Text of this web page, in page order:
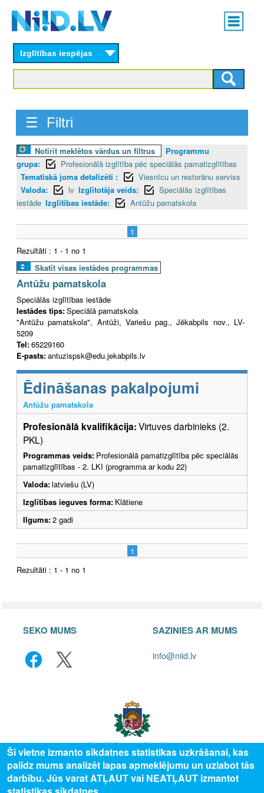
content
Main
menu
Izglītības iespējas
☰ Filtri
Notīrīt meklētos vārdus un filtrus
Programmu
grupa:
Profesionālā izglītība pēc speciālās pamatizglītības
Tematiskā joma detalizēti :
Viesnīcu un restorānu serviss
Valoda:
lv Izglītotāja veids:
Speciālās izglītības
iestāde Izglītības iestāde: Antūžu pamatskola
1
Rezultāti : 1 - 1 no 1
Skatīt visas iestādes programmas
Antūžu pamatskola
Speciālās izglītības iestāde
Iestādes tips:Speciālā pamatskola
"Antūžu pamatskola", Antūži, Variešu pag., Jēkabpils nov., LV-
5209
Tel:65229160
E-pasts:antuzispsk@edu.jekabpils.lv
Ēdināšanas pakalpojumi
Antūžu pamatskola
Profesionālā kvalifikācija:Virtuves darbinieks (2.
PKL)
Programmas veids: Profesionālā pamatizglītība pēc speciālās
pamatizglītības - 2. LKI (programma ar kodu 22)
Valoda:latviešu (LV)
Izglītības ieguves forma: Klātiene
Ilgums:2 gadi
1
Rezultāti : 1 - 1 no 1
SEKO MUMS SAZINIES AR MUMS
info@niid.lv
© 2025 Valsts izglītības attīstības aģentūra, publicētā satura visas tiesības
Šī vietne izmanto sīkdatnes statistikas uzkrāšanai, kas
palīdz mums analizēt lapas apmeklējumu un uzlabot tās
darbību. Jūs varat ATĻAUT vai NEATĻAUT izmantot